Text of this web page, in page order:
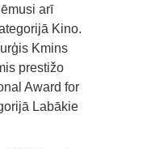
arī
Kino.
Kmins
prestižo
Award for
Labākie